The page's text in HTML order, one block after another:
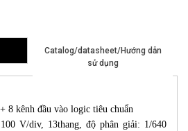
Catalog/datasheet/Hướng dẫn
sử dụng
8 kênh đầu vào logic tiêu chuẩn
V/div, 13thang, độ phân giải: 1/640